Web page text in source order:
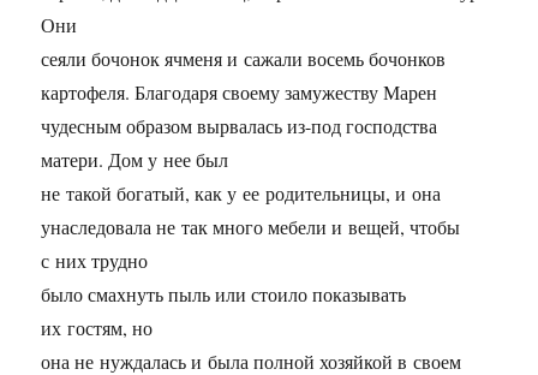
Они
сеяли бочонок ячменя и сажали восемь бочонков
картофеля. Благодаря своему замужеству Марен
чудесным образом вырвалась из-под господства
матери. Дом у нее был
не такой богатый, как у ее родительницы, и она
унаследовала не так много мебели и вещей, чтобы
с них трудно
было смахнуть пыль или стоило показывать
их гостям, но
она не нуждалась и была полной хозяйкой в своем